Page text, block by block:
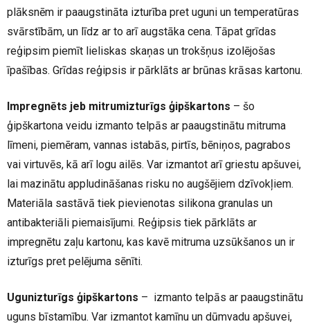
plāksnēm ir paaugstināta izturība pret uguni un temperatūras
svārstībām, un līdz ar to arī augstāka cena. Tāpat grīdas
reģipsim piemīt lieliskas skaņas un trokšņus izolējošas
īpašības. Grīdas reģipsis ir pārklāts ar brūnas krāsas kartonu.
Impregnēts jeb mitrumizturīgs ģipškartons – šo
ģipškartona veidu izmanto telpās ar paaugstinātu mitruma
līmeni, piemēram, vannas istabās, pirtīs, bēniņos, pagrabos
vai virtuvēs, kā arī logu ailēs. Var izmantot arī griestu apšuvei,
lai mazinātu appludināšanas risku no augšējiem dzīvokļiem.
Materiāla sastāvā tiek pievienotas silikona granulas un
antibakteriāli piemaisījumi. Reģipsis tiek pārklāts ar
impregnētu zaļu kartonu, kas kavē mitruma uzsūkšanos un ir
izturīgs pret pelējuma sēnīti.
Ugunizturīgs ģipškartons – izmanto telpās ar paaugstinātu
uguns bīstamību. Var izmantot kamīnu un dūmvadu apšuvei,